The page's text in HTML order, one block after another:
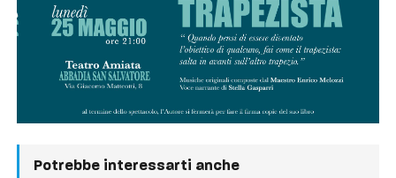
Potrebbe interessarti anche